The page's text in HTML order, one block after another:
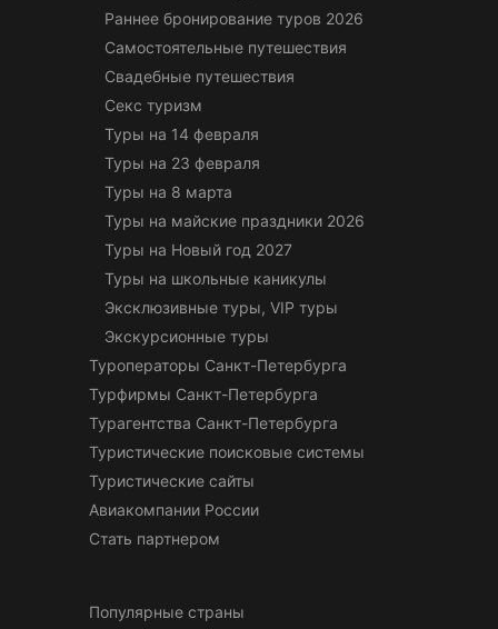
Раннее бронирование туров 2026
Самостоятельные путешествия
Свадебные путешествия
Секс туризм
Туры на 14 февраля
Туры на 23 февраля
Туры на 8 марта
Туры на майские праздники 2026
Туры на Новый год 2027
Туры на школьные каникулы
Эксклюзивные туры, VIP туры
Экскурсионные туры
Туроператоры Санкт-Петербурга
Турфирмы Санкт-Петербурга
Турагентства Санкт-Петербурга
Туристические поисковые системы
Туристические сайты
Авиакомпании России
Стать партнером
Популярные страны